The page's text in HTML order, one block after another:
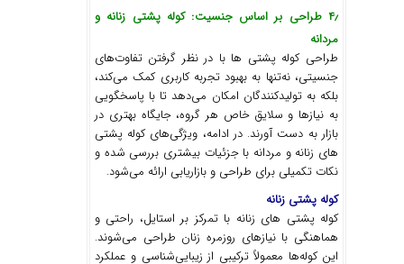
۴٫ طراحی بر اساس جنسیت : کوله پشتی زنانه و
مردانه
طراحی کوله پشتی ها با در نظر گرفتن تفاوت‌های
جنسیتی، نه‌تنها به بهبود تجربه کاربری کمک می‌کند،
بلکه به تولیدکنندگان امکان می‌دهد تا با پاسخگویی
به نیازها و سلایق خاص هر گروه، جایگاه بهتری در
بازار به دست آورند. در ادامه، ویژگی‌های کوله پشتی
‌های زنانه و مردانه با جزئیات بیشتری بررسی شده و
نکات تکمیلی برای طراحی و بازاریابی ارائه می‌شود.
کوله پشتی زنانه
کوله پشتی‌ های زنانه با تمرکز بر استایل، راحتی و
هماهنگی با نیازهای روزمره زنان طراحی می‌شوند.
این کوله‌ها معمولاً ترکیبی از زیبایی‌شناسی و عملکرد